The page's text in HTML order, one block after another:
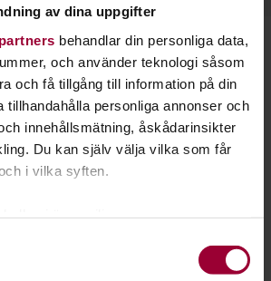
av dina uppgifter
behandlar din personliga data,
och använder teknologi såsom
och få tillgång till information på din
tillhandahålla personliga annonser och
innehållsmätning, åskådarinsikter
Du kan själv välja vilka som får
i vilka syften.
noggrannhet på upp till flera meter
med andra genom att starta en
studiecirkel